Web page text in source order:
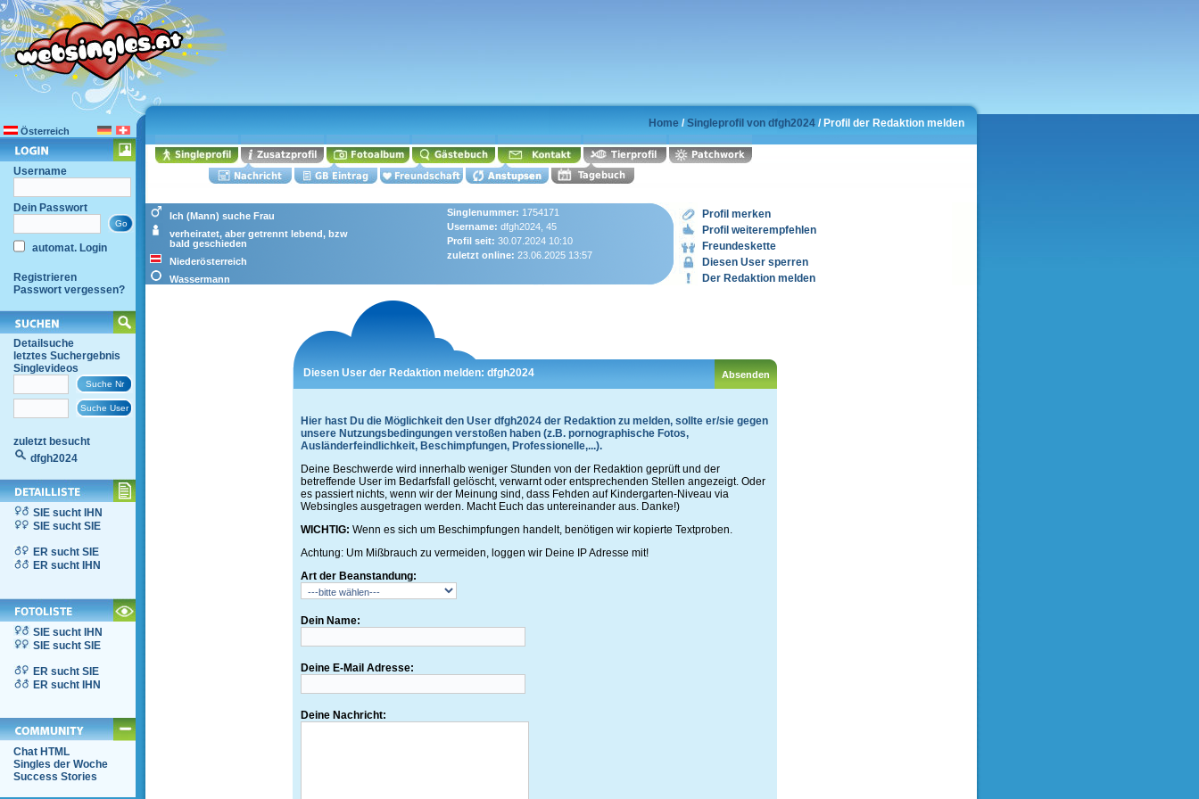
Österreich
Username
Dein Passwort
automat. Login
Registrieren
Passwort vergessen?
Detailsuche
letztes Suchergebnis
Singlevideos
zuletzt besucht
dfgh2024
SIE sucht IHN
SIE sucht SIE
ER sucht SIE
ER sucht IHN
SIE sucht IHN
SIE sucht SIE
ER sucht SIE
ER sucht IHN
Chat HTML
Singles der Woche
Success Stories
Home / Singleprofil von dfgh2024 / Profil der Redaktion melden
Ich (Mann) suche Frau
verheiratet, aber getrennt lebend, bzw
bald geschieden
Niederösterreich
Wassermann
Singlenummer: 1754171
Username: dfgh2024, 45
Profil seit: 30.07.2024 10:10
zuletzt online: 23.06.2025 13:57
Profil merken
Profil weiterempfehlen
Freundeskette
Diesen User sperren
Der Redaktion melden
Diesen User der Redaktion melden: dfgh2024
Hier hast Du die Möglichkeit den User dfgh2024 der Redaktion zu melden, sollte er/sie gegen
unsere Nutzungsbedingungen verstoßen haben (z.B. pornographische Fotos,
Ausländerfeindlichkeit, Beschimpfungen, Professionelle,...).
Deine Beschwerde wird innerhalb weniger Stunden von der Redaktion geprüft und der
betreffende User im Bedarfsfall gelöscht, verwarnt oder entsprechenden Stellen angezeigt. Oder
es passiert nichts, wenn wir der Meinung sind, dass Fehden auf Kindergarten-Niveau via
Websingles ausgetragen werden. Macht Euch das untereinander aus. Danke!)
WICHTIG: Wenn es sich um Beschimpfungen handelt, benötigen wir kopierte Textproben.
Achtung: Um Mißbrauch zu vermeiden, loggen wir Deine IP Adresse mit!
Art der Beanstandung:
Dein Name:
Deine E-Mail Adresse:
Deine Nachricht: